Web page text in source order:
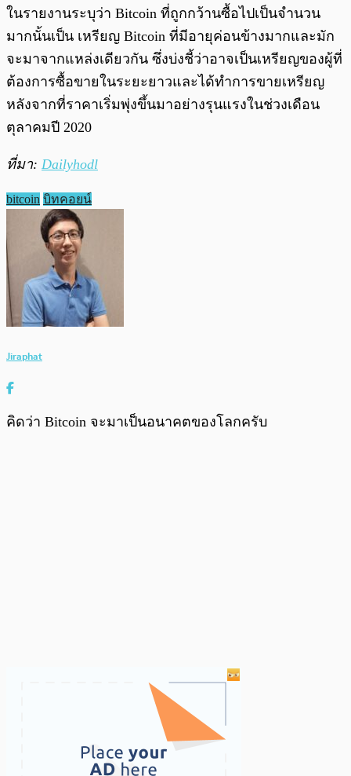
ในรายงานระบุว่า Bitcoin ที่ถูกกว้านซื้อไปเป็นจำนวน
มากนั้นเป็น เหรียญ Bitcoin ที่มีอายุค่อนข้างมากและมัก
จะมาจากแหล่งเดียวกัน ซึ่งบ่งชี้ว่าอาจเป็นเหรียญของผู้ที่
ต้องการซื้อขายในระยะยาวและได้ทำการขายเหรียญ
หลังจากที่ราคาเริ่มพุ่งขึ้นมาอย่างรุนแรงในช่วงเดือน
ตุลาคมปี 2020
ที่มา: Dailyhodl
bitcoin บิทคอยน์
Jiraphat
คิดว่า Bitcoin จะมาเป็นอนาคตของโลกครับ